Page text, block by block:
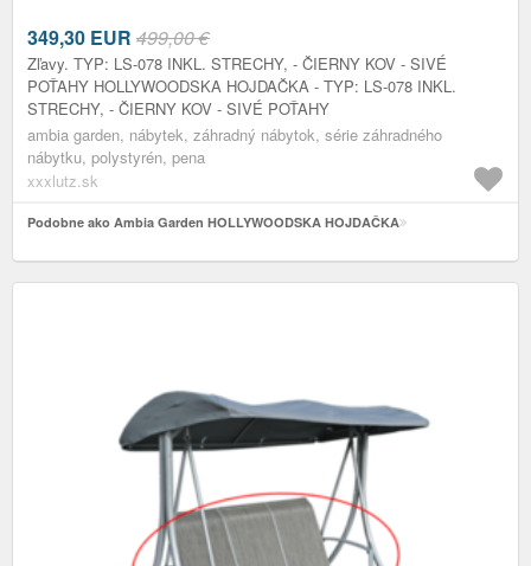
349,30 EUR 499,00 €
Zľavy. TYP: LS-078 INKL. STRECHY, - ČIERNY KOV - SIVÉ
POŤAHY HOLLYWOODSKA HOJDAČKA - TYP: LS-078 INKL.
STRECHY, - ČIERNY KOV - SIVÉ POŤAHY
ambia garden, nábytek, záhradný nábytok, série záhradného
nábytku, polystyrén, pena
xxxlutz.sk
Podobne ako Ambia Garden HOLLYWOODSKA HOJDAČKA